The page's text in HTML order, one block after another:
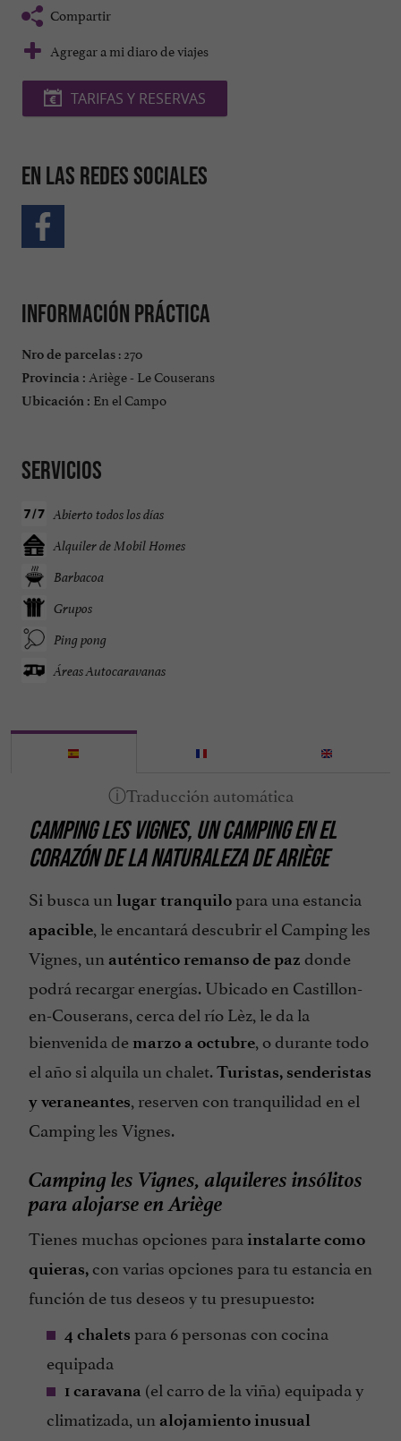
Compartir
Agregar a mi diaro de viajes
TARIFAS Y RESERVAS
En las redes sociales
Información práctica
Nro de parcelas : 270
Provincia : Ariège - Le Couserans
Ubicación : En el Campo
Servicios
Abierto todos los días
Alquiler de Mobil Homes
Barbacoa
Grupos
Ping pong
Áreas Autocaravanas
CAMPING LES VIGNES, UN CAMPING EN EL
CORAZÓN DE LA NATURALEZA DE ARIÈGE
Si busca un lugar tranquilopara una estancia
apacible, le encantará descubrir el Camping les
Vignes, un auténtico remanso de paz donde
podrá recargar energías. Ubicado en Castillon-
en-Couserans, cerca del río Lèz, le da la
bienvenida de marzo a octubre, o durante todo
el año si alquila un chalet.Turistas, senderistas
y veraneantes, reserven con tranquilidad en el
Camping les Vignes.
Camping les Vignes, alquileres insólitos
para alojarse en Ariège
Tienes muchas opciones para instalarte como
quieras, con varias opciones para tu estancia en
función de tus deseos y tu presupuesto:
4 chalets para 6 personas con cocina
equipada
1 caravana (el carro de la viña) equipada y
climatizada, un alojamiento inusual